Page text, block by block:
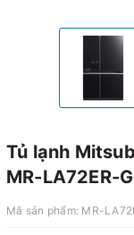
Tủ lạnh
MR-LA72ER-
Mã sản phẩm: MR-